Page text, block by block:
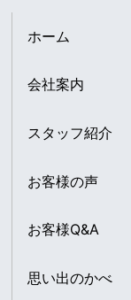
ホーム
会社案内
スタッフ紹介
お客様の声
お客様Q&A
思い出のかべ